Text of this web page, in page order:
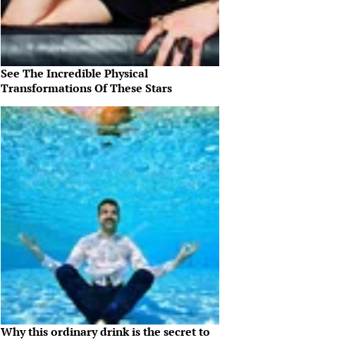
See The Incredible Physical
Transformations Of These Stars
Why this ordinary drink is the secret to